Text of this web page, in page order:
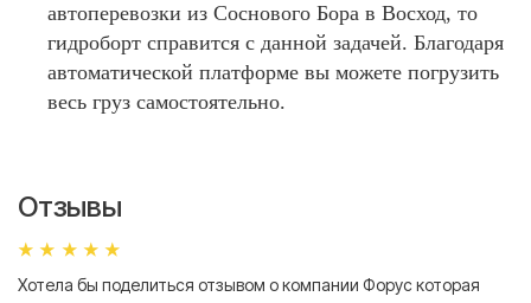
автоперевозки из Соснового Бора в Восход, то
гидроборт справится с данной задачей. Благодаря
автоматической платформе вы можете погрузить
весь груз самостоятельно.
Отзывы
Хотела бы поделиться отзывом о компании Форус которая